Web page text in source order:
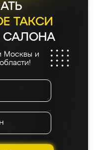
ТАКСИ
САЛОНА
Москвы и